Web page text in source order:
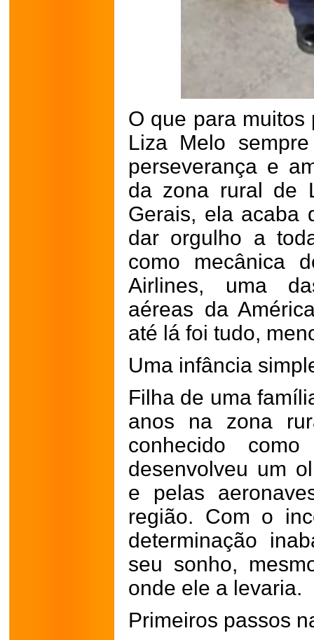
O que para muitos
Liza Melo
perseverança e
da zona rural de
Gerais, ela acaba
dar orgulho a
como mecânica
Airlines, uma
aéreas da
até lá foi tudo,
Uma infância
Filha de uma
anos na zona
conhecido
desenvolveu um
e pelas
região. Com o
determinação
seu sonho,
onde ele a levaria.
Primeiros passos